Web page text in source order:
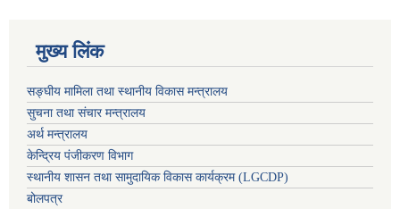
मुख्य लिंक
सङ्घीय मामिला तथा स्थानीय विकास मन्त्रालय
सुचना तथा संचार मन्त्रालय
अर्थ मन्त्रालय
केन्द्रिय पंजीकरण विभाग
स्थानीय शासन तथा सामुदायिक विकास कार्यक्रम (LGCDP)
बोलपत्र